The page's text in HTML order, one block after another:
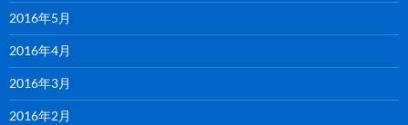
2016年5月
2016年4月
2016年3月
2016年2月